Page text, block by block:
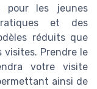
pour les jeunes
et des
réduits que
visites. Prendre le
votre visite
ainsi de